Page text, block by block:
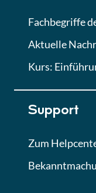
Fachbegriffe
Aktuelle
Kurs:
Support
Zum